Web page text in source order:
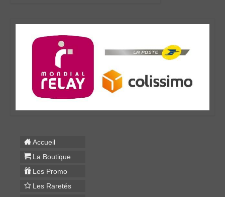
Accueil
La Boutique
Les Promo
Les Raretés